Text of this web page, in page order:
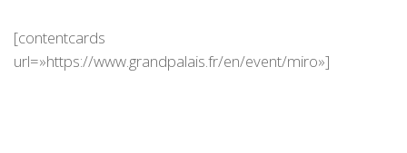
[contentcards
url=»https://www.grandpalais.fr/en/event/miro»]